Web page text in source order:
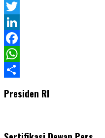
Pinterest
Twitter
LinkedIn
Facebook
WhatsApp
Presiden RI